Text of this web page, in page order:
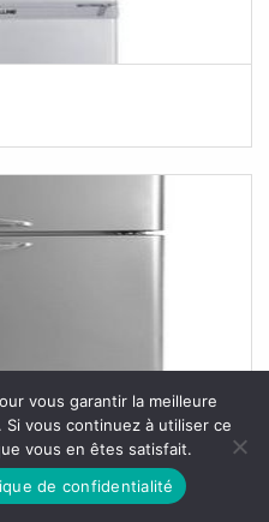
vous garantir la meilleure
vous continuez à utiliser ce
vous en êtes satisfait.
de confidentialité